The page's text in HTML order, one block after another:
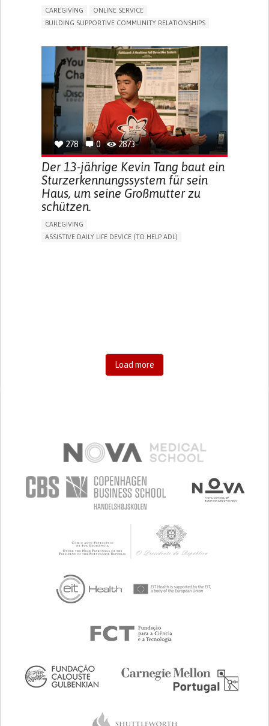
CAREGIVING
ONLINE SERVICE
BUILDING SUPPORTIVE COMMUNITY RELATIONSHIPS
GENERAL AND FAMILY MEDICINE
AGING
CAREGIVER SUPPORT
UNITED STATES
278 0 2873
Der 13-jährige Kevin Tang baut ein
Sturzerkennungssystem für sein
Haus, um seine Großmutter zu
schützen.
CAREGIVING
ASSISTIVE DAILY LIFE DEVICE (TO HELP ADL)
Load more